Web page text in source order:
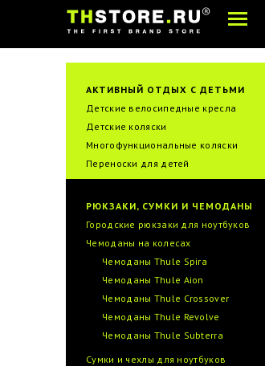
АКТИВНЫЙ ОТДЫХ С ДЕТЬМИ
Детские велосипедные кресла
Детские коляски
Многофункциональные коляски
Переноски для детей
РЮКЗАКИ, СУМКИ И ЧЕМОДАНЫ
Городские рюкзаки для ноутбуков
Чемоданы на колесах
Чемоданы Thule Spira
Чемоданы Thule Aion
Чемоданы Thule Crossover
Чемоданы Thule Revolve
Чемоданы Thule Subterra
Сумки и чехлы для ноутбуков